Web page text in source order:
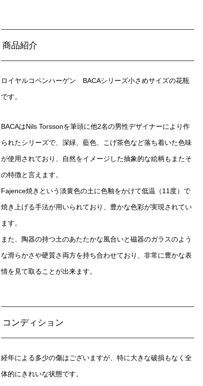
商品紹介
ロイヤルコペンハーゲン BACAシリーズ小さめサイズの花瓶
です。
BACAはNils Torssonを筆頭に他2名の男性デザイナーにより作
られたシリーズで、深緑、藍色、こげ茶色など落ち着いた色味
が使用されており、自然をイメージした抽象的な絵柄もまたそ
の特徴と言えます。
Fajence焼きという淡黄色の土に色釉をかけて低温（11度）で
焼き上げる手法が用いられており、豊かな色彩が実現されてい
ます。
また、陶器の持つ土のあたたかな風合いと磁器のガラスのよう
な滑らかさや硬質さ両方を持ち合わせており、非常に豊かな表
情を見て取ることが出来ます。
コンディション
経年による多少の傷はございますが、特に大きな破損もなく全
体的にきれいな状態です。